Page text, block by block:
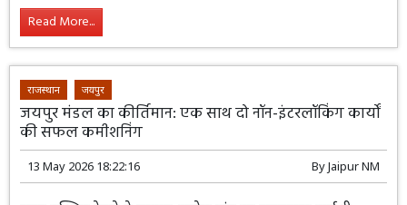
को व्यापक रणनीतिक साझेदारी के स्तर तक
बढ़ाने का फैसला किया है। दोनों देश गोपनीय सैन्य सूचना सुरक्षा
और गश्ती पोतों के हस्तांतरण पर सहमत हुए हैं। इसके साथ ही
एआई, अंतरिक्ष और आपूर्ति श्रृंखला को मजबूत करने पर सहयोग
बढ़ेगा।
Read More...